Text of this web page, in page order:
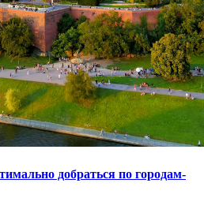
добраться по городам-